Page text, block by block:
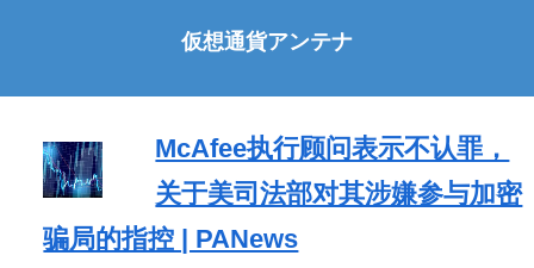
仮想通貨アンテナ
McAfee执行顾问表示不认罪，
关于美司法部对其涉嫌参与加密
骗局的指控 | PANews